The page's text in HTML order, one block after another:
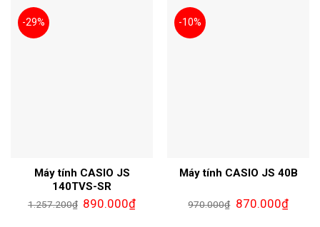
-29%
Máy tính CASIO JS
140TVS-SR
1.257.200₫ 890.000₫
-10%
Máy tính CASIO JS 40B
970.000₫ 870.000₫